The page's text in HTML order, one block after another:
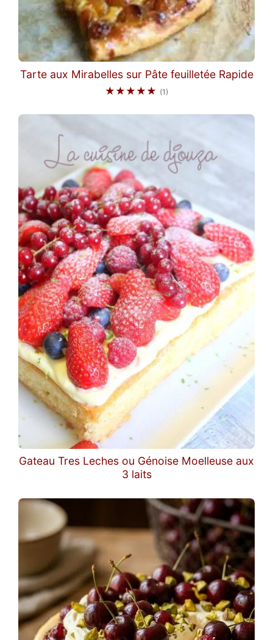
Tarte aux Mirabelles sur Pâte feuilletée Rapide
★★★★★ (1)
Gateau Tres Leches ou Génoise Moelleuse aux
3 laits